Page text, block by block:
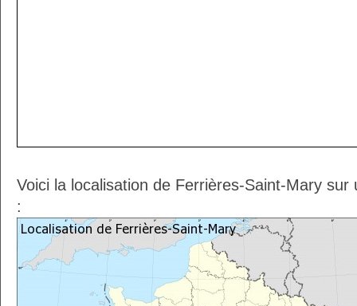
Voici la localisation de Ferrières-Saint-Mary
: